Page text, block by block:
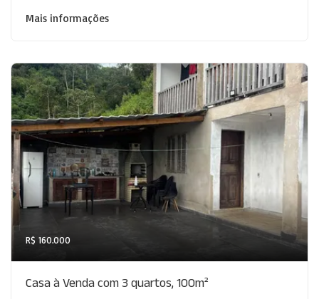
Mais informações
R$ 160.000
Casa à Venda com 3 quartos, 100m²